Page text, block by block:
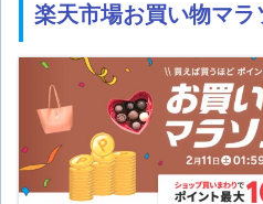
楽天市場お買い物マラ